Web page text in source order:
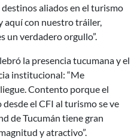
aliados en el turismo
aquí con nuestro tráiler,
un verdadero orgullo”.
la presencia tucumana y el
institucional: “Me
Contento porque el
el CFI al turismo se ve
de Tucumán tiene gran
y atractivo”.